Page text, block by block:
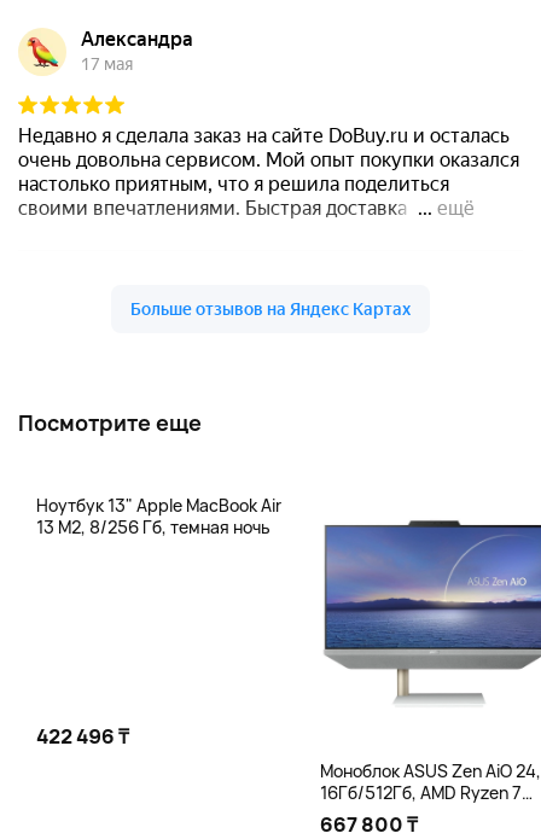
Посмотрите еще
Ноутбук 13" Apple MacBook Air
13 M2, 8/256 Гб, темная ночь
422 496 ₸
Моноблок ASUS Zen AiO 24,
16Гб/512Гб, AMD Ryzen 7
5825U, белый
667 800 ₸